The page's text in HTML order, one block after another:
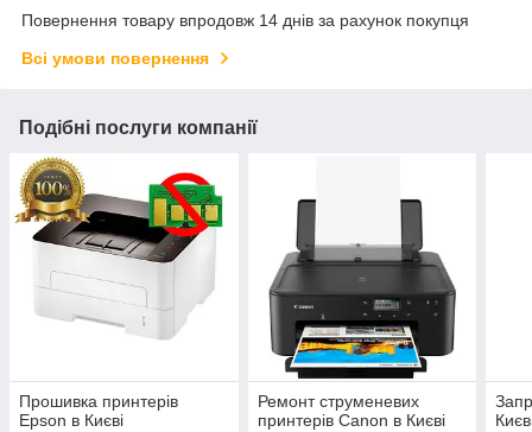
Повернення товару впродовж 14 днів за рахунок покупця
Всі умови повернення
Подібні послуги компанії
Прошивка принтерів
Epson в Києві
Ремонт струменевих
принтерів Canon в Києві